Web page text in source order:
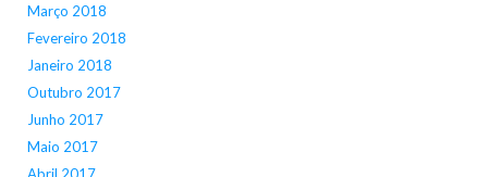
Março 2018
Fevereiro 2018
Janeiro 2018
Outubro 2017
Junho 2017
Maio 2017
Abril 2017